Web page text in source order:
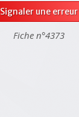
Signaler une erreur
Fiche n°4373